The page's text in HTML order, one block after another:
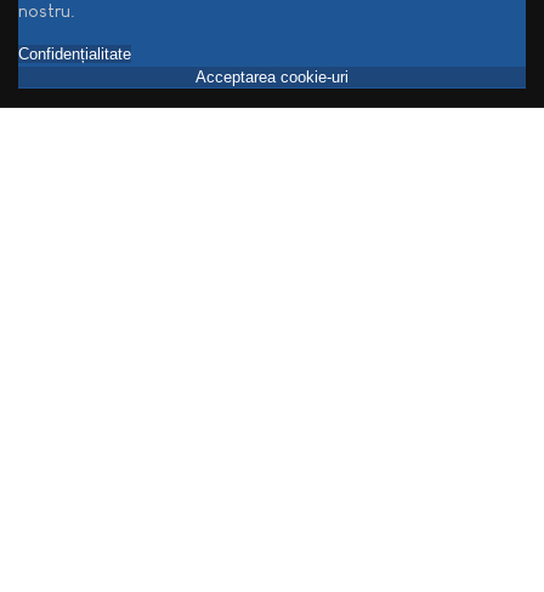
nostru.
Confidențialitate
Acceptarea cookie-uri